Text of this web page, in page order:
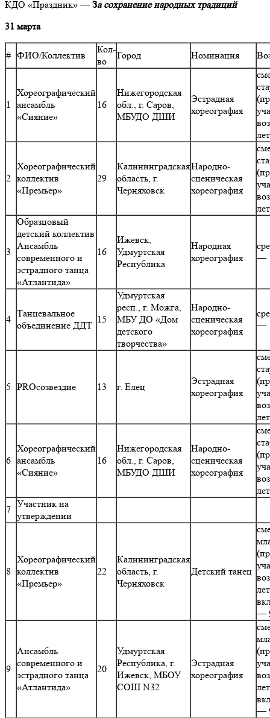
КДО «Праздник» —За сохранение народных традиций
31 марта
# ФИО/Коллектив
Кол-
во
Город Номинация
1
Хореографический
ансамбль
«Сияние»
16
Нижегородская
обл., г. Саров,
МБУДО ДШИ
Эстрадная
хореография
2
Хореографический
коллектив
«Премьер»
29
Калининградская
область, г.
Черняховск
Народно-
сценическая
хореография
3
Образцовый
детский коллектив
Ансамбль
современного и
эстрадного танца
«Атлантида»
16
Ижевск,
Удмуртская
Республика
Народная
хореография
—
4
Танцевальное
объединение ДДТ
15
Удмуртская
респ., г. Можга,
МБУ ДО «Дом
детского
творчества»
Народно-
сценическая
хореография
—
5 PROсозвездие 13 г. Елец
Эстрадная
хореография
6
Хореографический
ансамбль
«Сияние»
16
Нижегородская
обл., г. Саров,
МБУДО ДШИ
Народно-
сценическая
хореография
7
Участник на
утверждении
8
Хореографический
коллектив
«Премьер»
22
Калининградская
область, г.
Черняховск
Детский танец
лет
—
9
Ансамбль
современного и
эстрадного танца
«Атлантида»
20
Удмуртская
Республика, г.
Ижевск, МБОУ
СОШ N32
Эстрадная
хореография
лет
—